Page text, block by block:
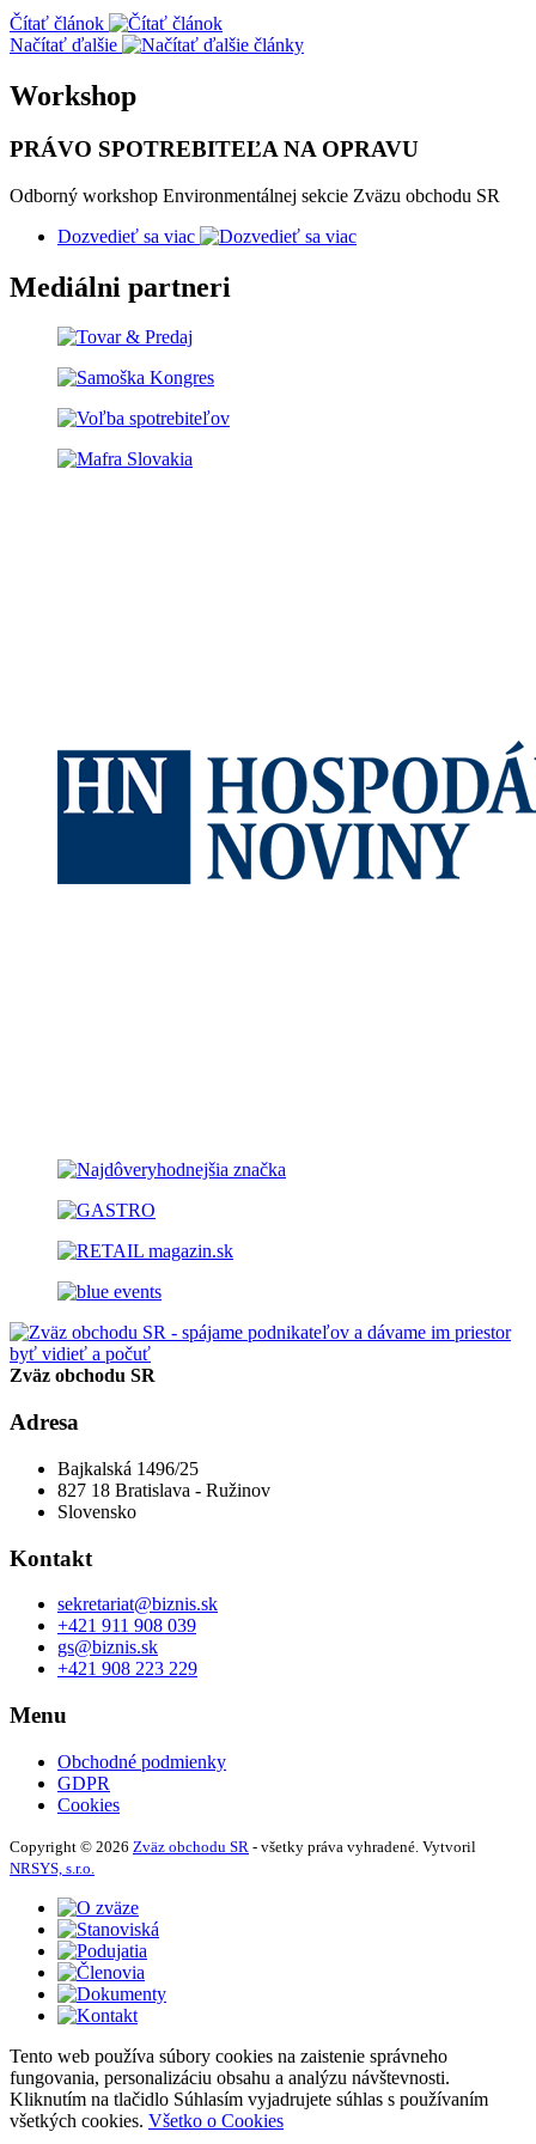
Čítať článok
Načítať ďalšie
Workshop
PRÁVO SPOTREBITEĽA NA OPRAVU
Odborný workshop Environmentálnej sekcie Zväzu obchodu SR
Dozvedieť sa viac
Mediálni partneri
Zväz obchodu SR
Adresa
Bajkalská 1496/25
827 18 Bratislava - Ružinov
Slovensko
Kontakt
sekretariat@biznis.sk
+421 911 908 039
gs@biznis.sk
+421 908 223 229
Menu
Obchodné podmienky
GDPR
Cookies
Copyright © 2026 Zväz obchodu SR - všetky práva vyhradené. Vytvoril
NRSYS, s.r.o.
Tento web používa súbory cookies na zaistenie správneho
fungovania, personalizáciu obsahu a analýzu návštevnosti.
Kliknutím na tlačidlo Súhlasím vyjadrujete súhlas s používaním
všetkých cookies. Všetko o Cookies